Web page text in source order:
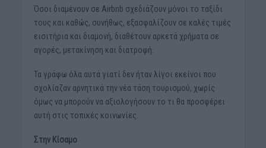
Όσοι διαμένουν σε Airbnb σχεδιάζουν μόνοι το ταξίδι
τους και καθώς, συνήθως, εξασφαλίζουν σε καλές τιμές
εισιτήρια και διαμονή, διαθέτουν αρκετά χρήματα σε
αγορές, μετακίνηση και διατροφή.
Τα γράφω όλα αυτά γιατί δεν ήταν λίγοι εκείνοι που
σχολίαζαν αρνητικά την νέα τάση τουρισμού, χωρίς
όμως να μπορούν να αξιολογήσουν το τι θα προσφέρει
αυτή στις τοπικές κοινωνίες.
Στην Κίσαμο